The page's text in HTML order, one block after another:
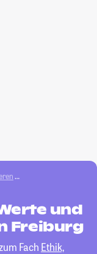
und
Freiburg
Fach Ethik,